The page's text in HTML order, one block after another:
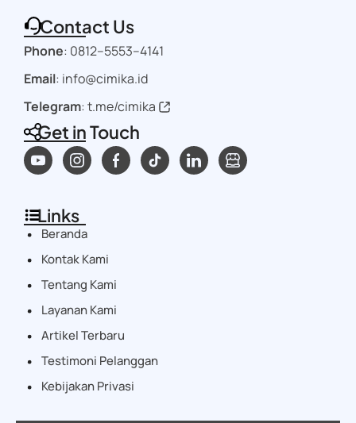
Contact Us
Phone: 0812–5553–4141
Email: info@cimika.id
Telegram:t.me/cimika
Get in Touch
Links
Beranda
Kontak Kami
Tentang Kami
Layanan Kami
Artikel Terbaru
Testimoni Pelanggan
Kebijakan Privasi